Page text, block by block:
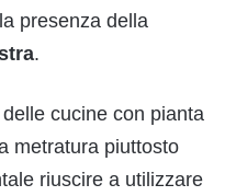
presenza della
.
cucine con pianta
metratura piuttosto
riuscire a utilizzare